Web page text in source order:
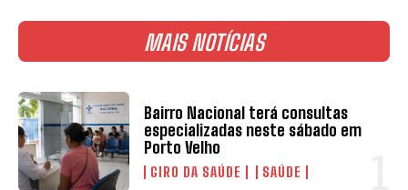
MAIS NOTÍCIAS
Bairro Nacional terá consultas
especializadas neste sábado em
Porto Velho
GIRO DA SAÚDE SAÚDE